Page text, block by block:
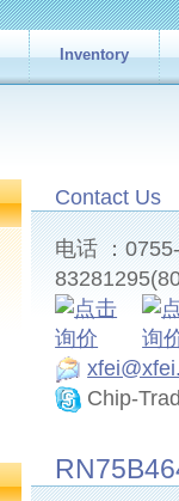
Inventory
Contact Us
电话 ：
Chip-